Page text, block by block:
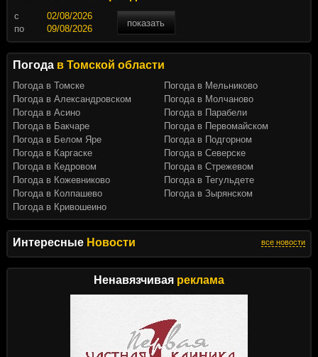
Интересные Новости все новости
Ненавязчивая реклама
c
показать
по
Погода в Томской области
Погода в Томске
Погода в Александровском
Погода в Асино
Погода в Бакчаре
Погода в Белом Яре
Погода в Каргаске
Погода в Кедровом
Погода в Кожевниково
Погода в Колпашево
Погода в Кривошеино
Погода в Мельниково
Погода в Молчаново
Погода в Парабели
Погода в Первомайском
Погода в Подгорном
Погода в Северске
Погода в Стрежевом
Погода в Тегульдете
Погода в Зырянском